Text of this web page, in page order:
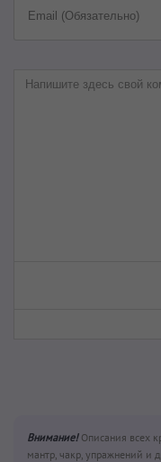
Email (Обязательно)
Внимание!Описания всех
мантр, чакр, упражнений и